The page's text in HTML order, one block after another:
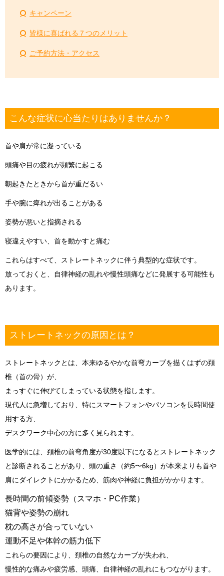
キャンペーン
皆様に喜ばれる７つのメリット
ご予約方法・アクセス
こんな症状に心当たりはありませんか？
首や肩が常に凝っている
頭痛や目の疲れが頻繁に起こる
朝起きたときから首が重だるい
手や腕に痺れが出ることがある
姿勢が悪いと指摘される
寝違えやすい、首を動かすと痛む
これらはすべて、ストレートネックに伴う典型的な症状です。
放っておくと、自律神経の乱れや慢性頭痛などに発展する可能性も
あります。
ストレートネックの原因とは？
ストレートネックとは、本来ゆるやかな前弯カーブを描くはずの頚
椎（首の骨）が、
まっすぐに伸びてしまっている状態を指します。
現代人に急増しており、特にスマートフォンやパソコンを長時間使
用する方、
デスクワーク中心の方に多く見られます。
医学的には、頚椎の前弯角度が30度以下になるとストレートネック
と診断されることがあり、頭の重さ（約5〜6kg）が本来よりも首や
肩にダイレクトにかかるため、筋肉や神経に負担がかかります。
長時間の前傾姿勢（スマホ・PC作業）
猫背や姿勢の崩れ
枕の高さが合っていない
運動不足や体幹の筋力低下
これらの要因により、頚椎の自然なカーブが失われ、
慢性的な痛みや疲労感、頭痛、自律神経の乱れにもつながります。